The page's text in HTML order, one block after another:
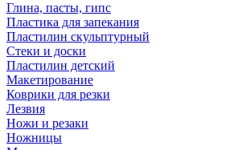
Глина, пасты, гипс
Пластика для запекания
Пластилин скульптурный
Стеки и доски
Пластилин детский
Макетирование
Коврики для резки
Лезвия
Ножи и резаки
Ножницы